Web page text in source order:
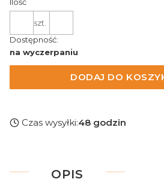
Ilość
szt.
Dostępność:
na wyczerpaniu
DODAJ DO
Czas wysyłki:48 godzin
OPIS